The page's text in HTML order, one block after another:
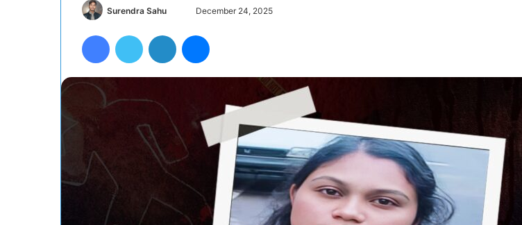
Surendra Sahu
email
December 24, 2025
FacebookTwitter LinkedIn